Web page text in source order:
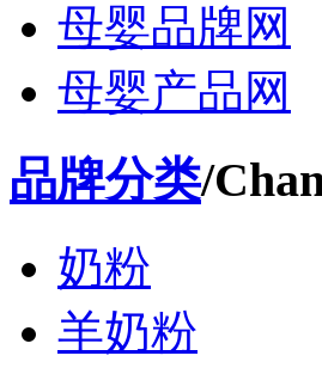
母婴品牌网
母婴产品网
品牌分类/
奶粉
羊奶粉